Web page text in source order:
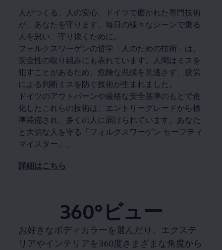
人がつくる、人の安心。ドイツで磨かれた専門技術
が、あなたを守ります。毎日の様々なシーンで乗る
人を思い、守り抜くために。
フォルクスワーゲンの哲学「人のための技術」は、
安全性の取り組みにも表れています。人間はミスを
犯すことがあるため、危険な兆候を見逃さず、疲労
による判断ミスを防ぐ技術が生まれました。
ドイツのアウトバーンや厳格な安全基準のもとで進
化したこれらの技術は、エントリーグレードから標
準装備され、多くの人に届けられています。あなた
と大切な人を守る「フォルクスワーゲン セーフティ
マイスター」。
詳細はこちら
360°ビュー
お好きなボディカラーを選んだり、エクステ
リアやインテリアを360度さまざまな角度から